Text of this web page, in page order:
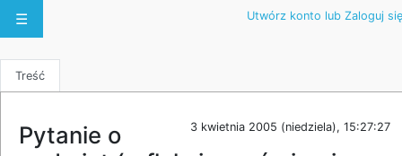
☰ Utwórz konto lub Zaloguj się
Treść
3 kwietnia 2005 (niedziela), 15:27:27
Pytanie o